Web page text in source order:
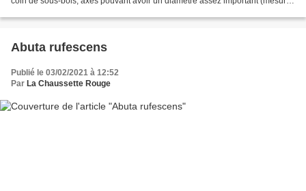
Abuta rufescens
Publié le 03/02/2021 à 12:52
Par La Chaussette Rouge